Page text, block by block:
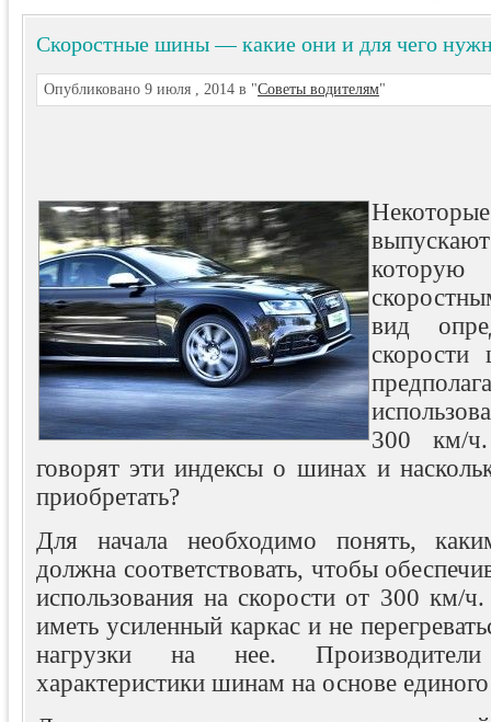
Скоростные шины — какие они и для чего
Опубликовано 9 июля , 2014 в "Советы водителям"
вид
300 км/
говорят эти индексы о шинах и
приобретать?
Для начала необходимо понять,
должна соответствовать, чтобы
использования на скорости от 300 км/
иметь усиленный каркас и не
нагрузки на нее.
характеристики шинам на основе